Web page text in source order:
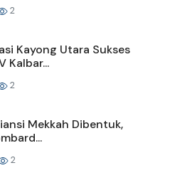
2
Kayong Utara Sukses
Kalbar...
2
Mekkah Dibentuk,
2